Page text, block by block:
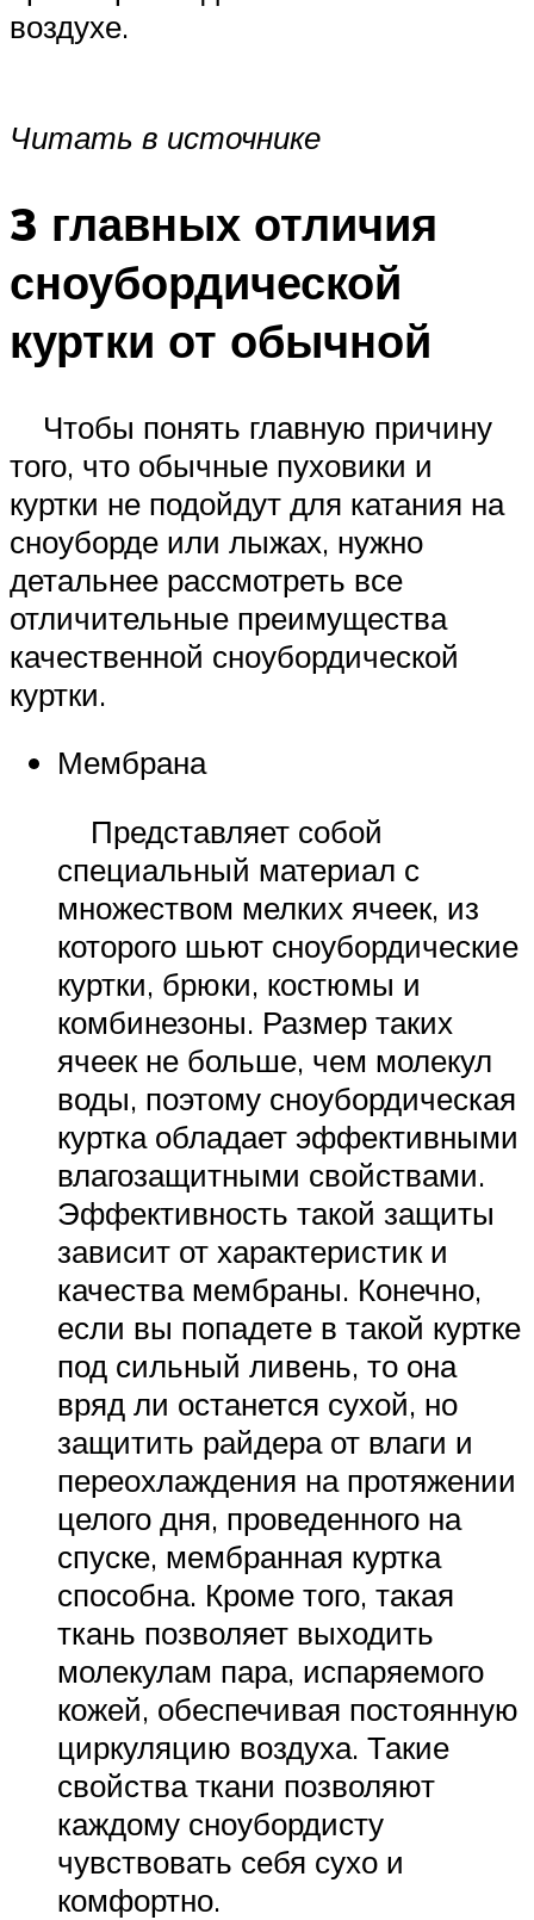
воздухе.
Читать в источнике
3 главных отличия
сноубордической
куртки от обычной
Чтобы понять главную причину
того, что обычные пуховики и
куртки не подойдут для катания на
сноуборде или лыжах, нужно
детальнее рассмотреть все
отличительные преимущества
качественной сноубордической
куртки.
Мембрана
Представляет собой
специальный материал с
множеством мелких ячеек, из
которого шьют сноубордические
куртки, брюки, костюмы и
комбинезоны. Размер таких
ячеек не больше, чем молекул
воды, поэтому сноубордическая
куртка обладает эффективными
влагозащитными свойствами.
Эффективность такой защиты
зависит от характеристик и
качества мембраны. Конечно,
если вы попадете в такой куртке
под сильный ливень, то она
вряд ли останется сухой, но
защитить райдера от влаги и
переохлаждения на протяжении
целого дня, проведенного на
спуске, мембранная куртка
способна. Кроме того, такая
ткань позволяет выходить
молекулам пара, испаряемого
кожей, обеспечивая постоянную
циркуляцию воздуха. Такие
свойства ткани позволяют
каждому сноубордисту
чувствовать себя сухо и
комфортно.